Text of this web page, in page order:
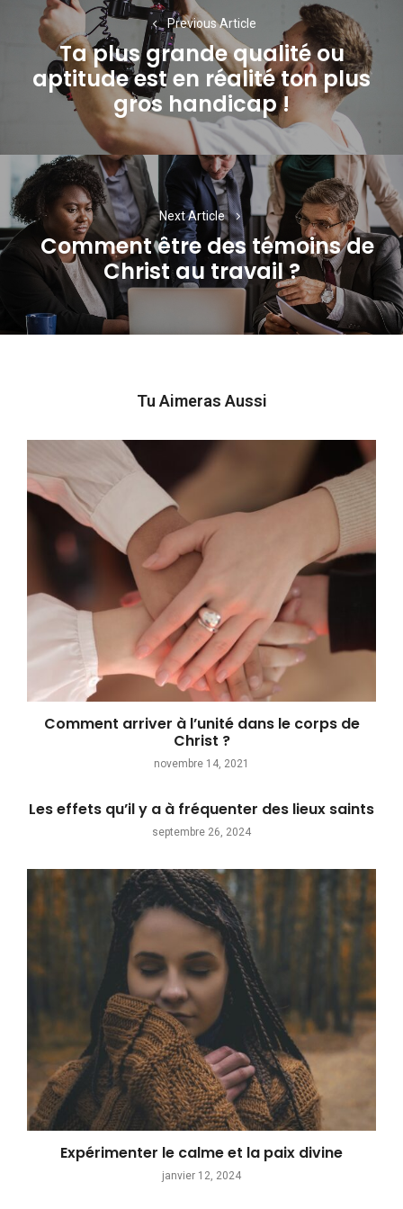
l’article
Previous Article
Previous
post:
Ta plus grande qualité ou
aptitude est en réalité ton plus
gros handicap !
Next Article
Next
post:
Comment être des témoins de
Christ au travail ?
Tu Aimeras Aussi
Comment arriver à l’unité dans le corps de
Christ ?
novembre 14, 2021
Les effets qu’il y a à fréquenter des lieux saints
septembre 26, 2024
Expérimenter le calme et la paix divine
janvier 12, 2024